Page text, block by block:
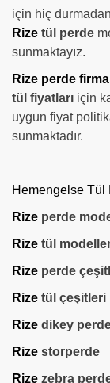
için hiç
Rize tül perde
sunmaktayız.
Rize perde
tül fiyatları için
uygun fiyat
sunmaktadır.
Hemengelse Tül
Rize perde
Rize tül
Rize perde
Rize tül çeşitleri
Rize dikey
Rize storperde
Rize zebra